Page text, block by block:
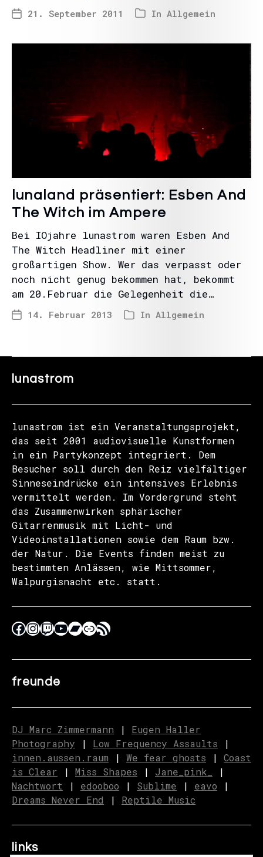
21. September 2011 In Allgemein
lunaland präsentiert: Esben And
The Witch im Ampere
Bei IOjahre lunastrom waren Esben And
The Witch Headliner mit einer
großartigen Show. Wer das verpasst oder
noch nicht genug bekommen hat, bekommt
am 20.Februar die Gelegenheit die…
14. Februar 2013 In Allgemein
lunastrom
lunastrom ist ein Veranstaltungsprojekt,
das seit 2001 audiovisuelle Kunstformen
in ein Partykonzept integriert. Dem
Besucher soll durch den Reiz vielfältiger
Sinneseindrücke ein intensives Erlebnis
vermittelt werden. Im Vordergrund steht
das Zusammenwirken sphärischer
Gitarrenmusik mit Licht- und
Videoinstallationen sowie dem Raum bzw.
der Natur. Die Events finden meist zu
bestimmten Anlässen, wie Mittsommer,
Walpurgisnacht etc. statt.
freunde
DJ Marc Zimmermann | Eugen Haller
Photography | Low Frequency Assaults |
innen.aussen.raum | We fear ghosts | Coast
is Clear | Miss Shapes | Jane_pink_
|
Nachtwort | edooboo | Sublime | eavo |
Dreams Never End | Reptile Music
links